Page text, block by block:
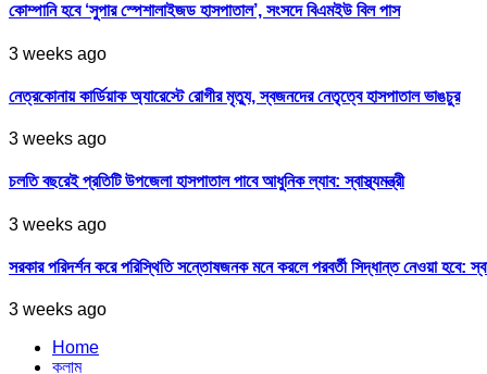
কোম্পানি হবে ‘সুপার স্পেশালাইজড হাসপাতাল’, সংসদে বিএমইউ বিল পাস
3 weeks ago
নেত্রকোনায় কার্ডিয়াক অ্যারেস্টে রোগীর মৃত্যু, স্বজনদের নেতৃত্বে হাসপাতাল ভাঙচুর
3 weeks ago
চলতি বছরেই প্রতিটি উপজেলা হাসপাতাল পাবে আধুনিক ল্যাব: স্বাস্থ্যমন্ত্রী
3 weeks ago
সরকার পরিদর্শন করে পরিস্থিতি সন্তোষজনক মনে করলে পরবর্তী সিদ্ধান্ত নেওয়া হবে:
3 weeks ago
Home
কলাম